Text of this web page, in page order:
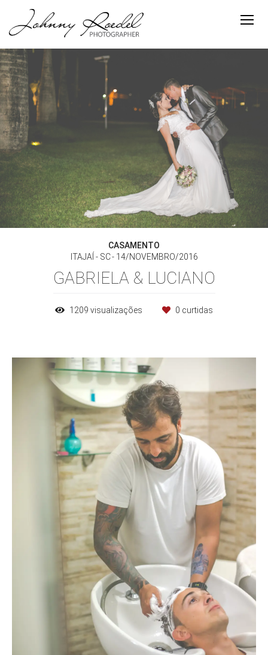
CASAMENTO
ITAJAÍ - SC
14/NOVEMBRO/2016
GABRIELA & LUCIANO
1209 visualizações 0 curtidas